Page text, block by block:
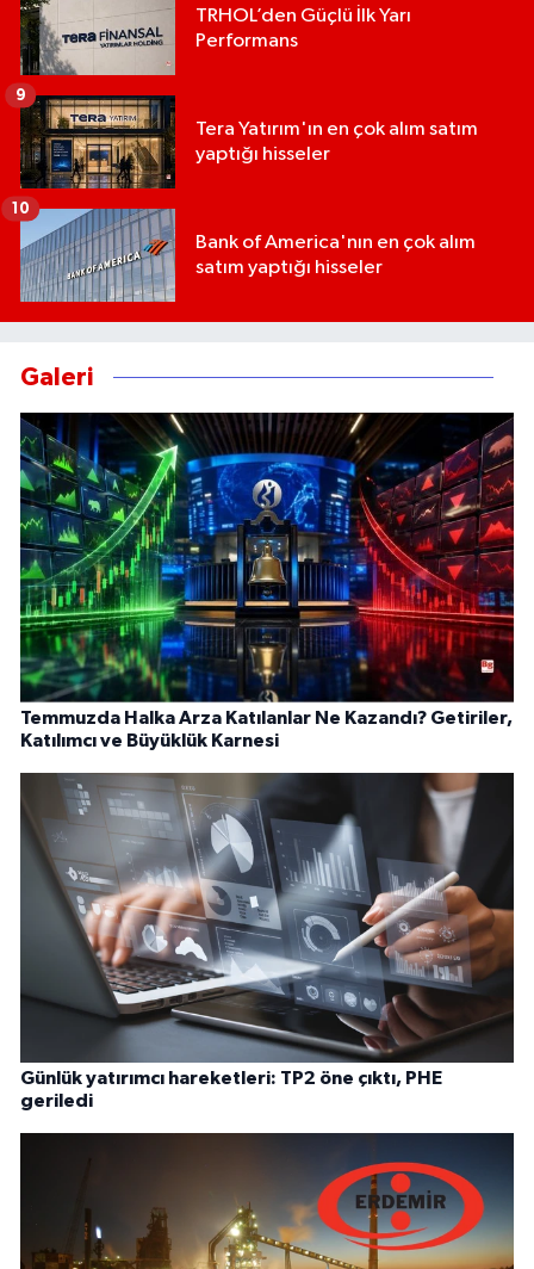
TRHOL’den Güçlü İlk Yarı
Performans
Tera Yatırım'ın en çok alım satım
yaptığı hisseler
9
Bank of America'nın en çok alım
satım yaptığı hisseler
10
Galeri
Temmuzda Halka Arza Katılanlar Ne Kazandı? Getiriler,
Katılımcı ve Büyüklük Karnesi
Günlük yatırımcı hareketleri: TP2 öne çıktı, PHE
geriledi